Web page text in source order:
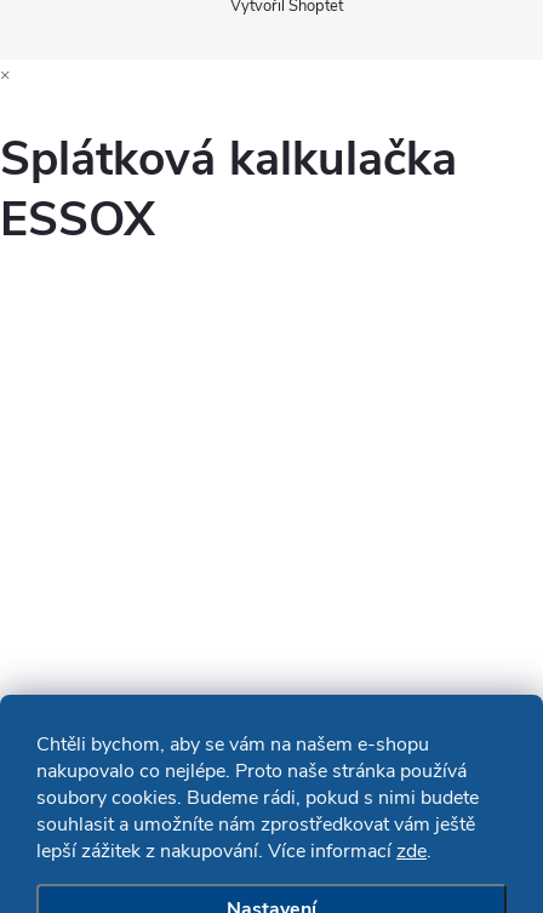
Chtěli bychom, aby se vám na našem e-shopu
nakupovalo co nejlépe. Proto naše stránka používá
soubory cookies. Budeme rádi, pokud s nimi budete
souhlasit a umožníte nám zprostředkovat vám ještě
lepší zážitek z nakupování. Více informacízde.
Vytvořil Shoptet
×
Splátková kalkulačka
ESSOX